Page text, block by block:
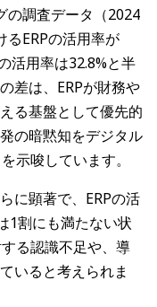
の調査データ（2024
ERPの活用率が
活用率は32.8%と半
差は、ERPが財務や
る基盤として優先的
の暗黙知をデジタル
示唆しています。
に顕著で、ERPの活
1割にも満たない状
る認識不足や、導
いると考えられま